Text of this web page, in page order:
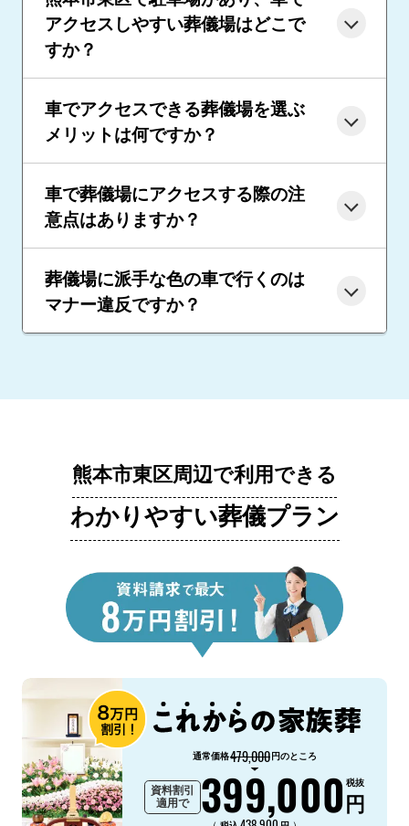
アクセスしやすい葬儀場はどこで
すか？
車でアクセスできる葬儀場を選ぶ
メリットは何ですか？
車で葬儀場にアクセスする際の注
意点はありますか？
葬儀場に派手な色の車で行くのは
マナー違反ですか？
熊本市東区周辺で利用できる
わかりやすい葬儀プラン
通常価格479,000円のところ
資料割引
適用で
399,000円
税抜